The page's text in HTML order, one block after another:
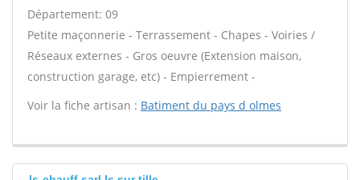
Département: 09
Petite maçonnerie - Terrassement - Chapes - Voiries /
Réseaux externes - Gros oeuvre (Extension maison,
construction garage, etc) - Empierrement -
Voir la fiche artisan : Batiment du pays d olmes